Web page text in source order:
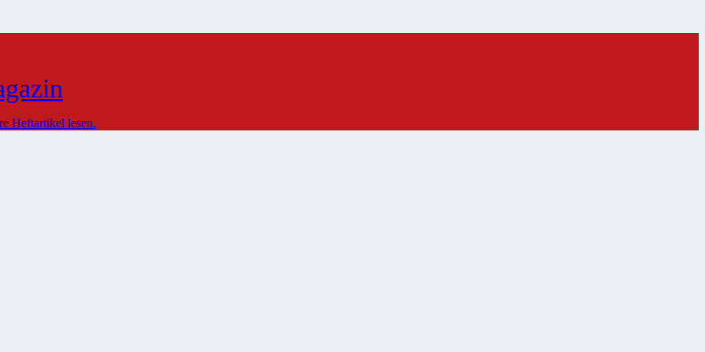
Heftartikel lesen.